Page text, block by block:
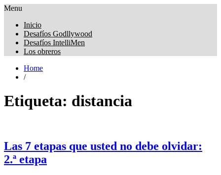
Obreros Universal
Menu
Inicio
Desafíos Godllywood
Desafíos IntelliMen
Los obreros
Home
/
Etiqueta: distancia
Las 7 etapas que usted no debe olvidar:
2.ª etapa